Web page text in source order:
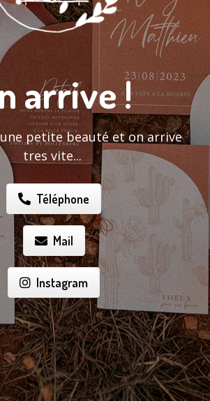
arrive !
petite beauté et on arrive
tres vite...
Téléphone
Mail
Instagram